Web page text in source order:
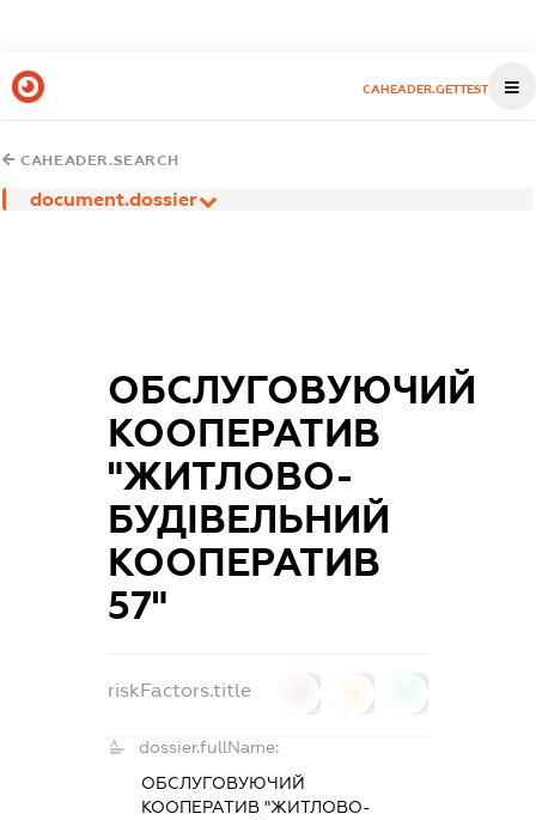
CAHEADER.GETTEST
CAHEADER.SEARCH
document.dossier
ОБСЛУГОВУЮЧИЙ
КООПЕРАТИВ
"ЖИТЛОВО-
БУДІВЕЛЬНИЙ
КООПЕРАТИВ
57"
riskFactors.title
dossier.fullName:
ОБСЛУГОВУЮЧИЙ
КООПЕРАТИВ "ЖИТЛОВО-